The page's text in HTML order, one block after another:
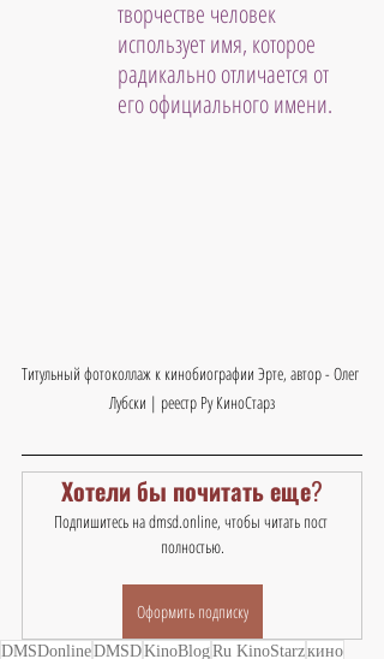
творчестве человек
использует имя, которое
радикально отличается от
его официального имени.
Титульный фотоколлаж к кинобиографии Эрте, автор - Олег
Лубски | реестр Ру КиноСтарз
Хотели бы почитать еще?
Подпишитесь на dmsd.online, чтобы читать пост
полностью.
Оформить подписку
DMSDonlineDMSDKinoBlogRu KinoStarzкино